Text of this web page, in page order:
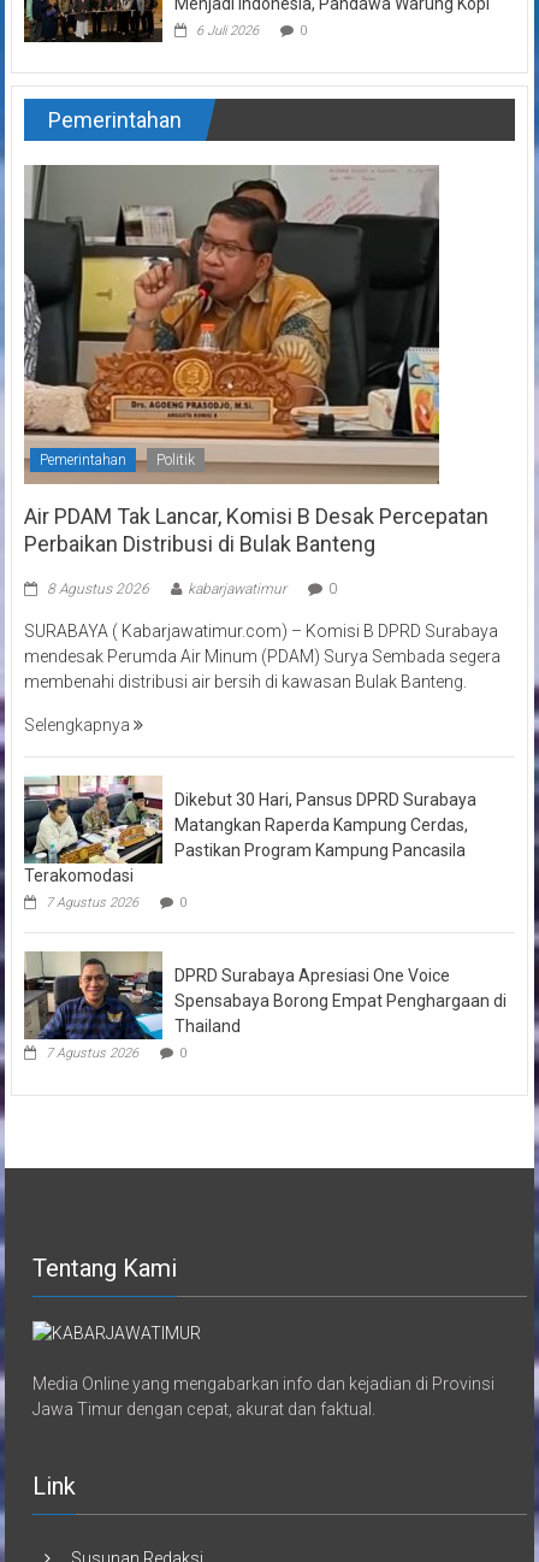
6 Juli 2026 0
Pemerintahan
Pemerintahan Politik
Air PDAM Tak Lancar, Komisi B Desak Percepatan
Perbaikan Distribusi di Bulak Banteng
8 Agustus 2026 kabarjawatimur 0
SURABAYA ( Kabarjawatimur.com) – Komisi B DPRD Surabaya
mendesak Perumda Air Minum (PDAM) Surya Sembada segera
membenahi distribusi air bersih di kawasan Bulak Banteng.
Selengkapnya
Dikebut 30 Hari, Pansus DPRD Surabaya
Matangkan Raperda Kampung Cerdas,
Pastikan Program Kampung Pancasila
Terakomodasi
7 Agustus 2026 0
DPRD Surabaya Apresiasi One Voice
Spensabaya Borong Empat Penghargaan di
Thailand
7 Agustus 2026 0
Tentang Kami
Media Online yang mengabarkan info dan kejadian di Provinsi
Jawa Timur dengan cepat, akurat dan faktual.
Link